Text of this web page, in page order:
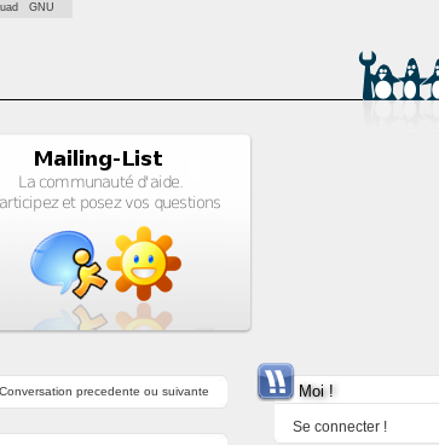
GNU
Conversation precedente ou suivante Moi !
Se connecter !